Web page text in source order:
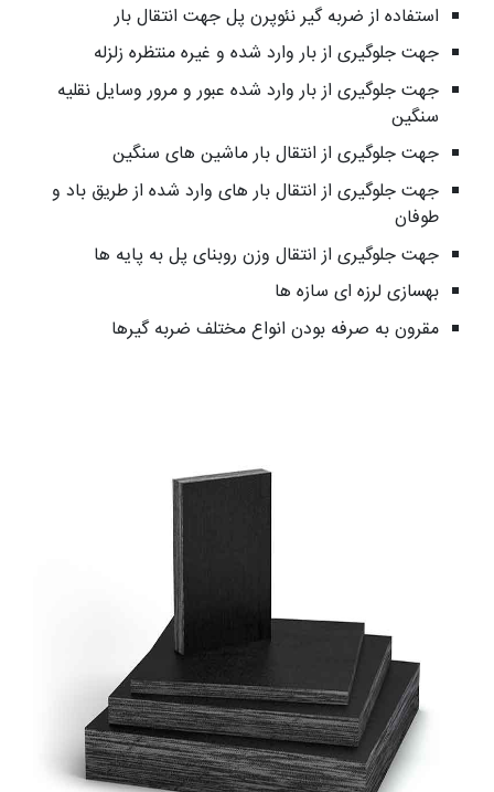
استفاده از ضربه گیر نئوپرن پل جهت انتقال بار
جهت جلوگیری از بار وارد شده و غیره منتظره زلزله
جهت جلوگیری از بار وارد شده عبور و مرور وسایل نقلیه
سنگین
جهت جلوگیری از انتقال بار ماشین های سنگین
جهت جلوگیری از انتقال بار های وارد شده از طریق باد و
طوفان
جهت جلوگیری از انتقال وزن روبنای پل به پایه ها
بهسازی لرزه ای سازه ها
مقرون به صرفه بودن انواع مختلف ضربه گیرها